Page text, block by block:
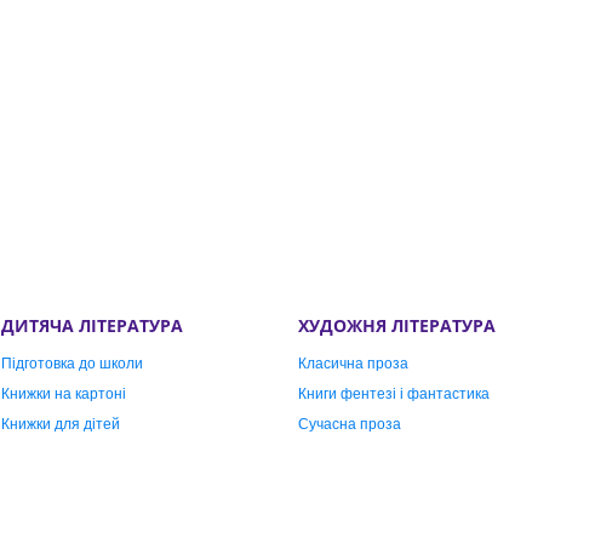
ДИТЯЧА ЛІТЕРАТУРА
Підготовка до школи
Книжки на картоні
Книжки для дітей
ХУДОЖНЯ ЛІТЕРАТУРА
Класична проза
Книги фентезі і фантастика
Сучасна проза